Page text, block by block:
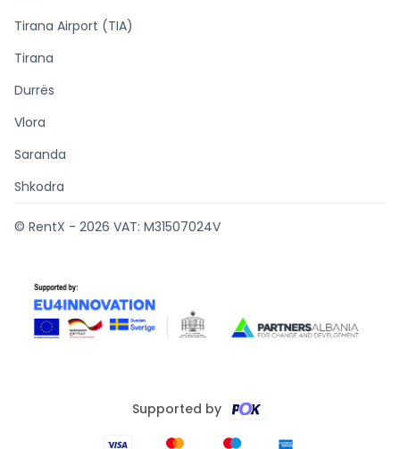
Tirana Airport (TIA)
Tirana
Durrës
Vlora
Saranda
Shkodra
© RentX - 2026 VAT: M31507024V
Supported by